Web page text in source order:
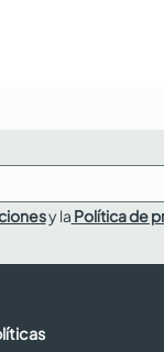
y la Política de